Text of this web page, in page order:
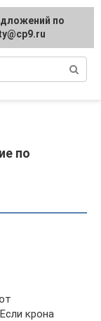
по
крона
по